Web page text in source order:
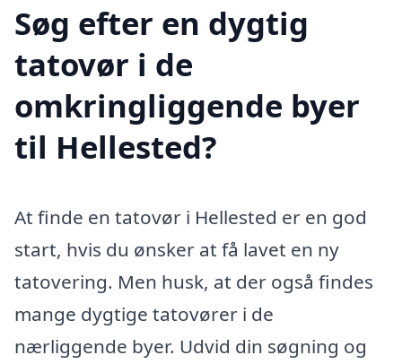
Søg efter en dygtig
tatovør i de
omkringliggende byer
til Hellested?
At finde en tatovør i Hellested er en god
start, hvis du ønsker at få lavet en ny
tatovering. Men husk, at der også findes
mange dygtige tatovører i de
nærliggende byer. Udvid din søgning og